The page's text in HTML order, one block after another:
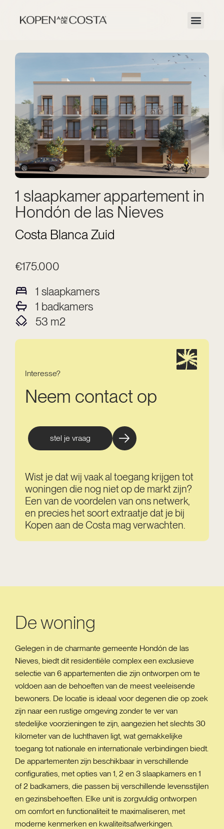
1 slaapkamer appartement in
Hondón de las Nieves
Costa Blanca Zuid
€175.000
1 slaapkamers
1 badkamers
53 m2
Interesse?
Neem contact op
stel je vraag
Wist je dat wij vaak al toegang krijgen tot
woningen die nog niet op de markt zijn?
Een van de voordelen van ons netwerk,
en precies het soort extraatje dat je bij
Kopen aan de Costa mag verwachten.
De woning
Gelegen in de charmante gemeente Hondón de las
Nieves, biedt dit residentiële complex een exclusieve
selectie van 6 appartementen die zijn ontworpen om te
voldoen aan de behoeften van de meest veeleisende
bewoners. De locatie is ideaal voor degenen die op zoek
zijn naar een rustige omgeving zonder te ver van
stedelijke voorzieningen te zijn, aangezien het slechts 30
kilometer van de luchthaven ligt, wat gemakkelijke
toegang tot nationale en internationale verbindingen biedt.
De appartementen zijn beschikbaar in verschillende
configuraties, met opties van 1, 2 en 3 slaapkamers en 1
of 2 badkamers, die passen bij verschillende levensstijlen
en gezinsbehoeften. Elke unit is zorgvuldig ontworpen
om comfort en functionaliteit te maximaliseren, met
moderne kenmerken en kwaliteitsafwerkingen.